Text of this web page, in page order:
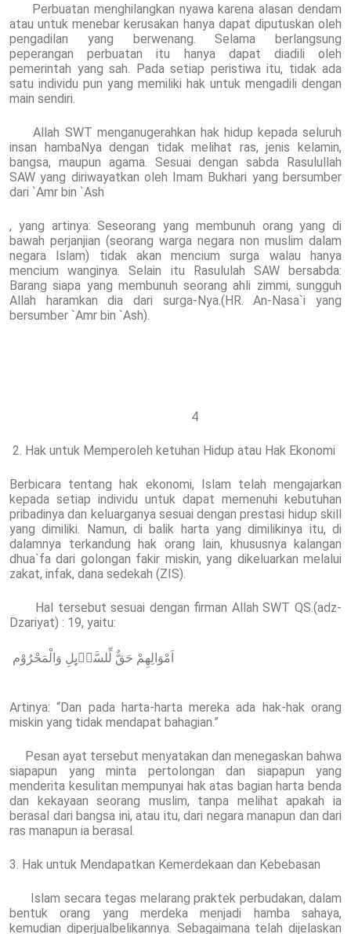
Perbuatan menghilangkan nyawa karena alasan dendam
atau untuk menebar kerusakan hanya dapat diputuskan oleh
pengadilan yang berwenang. Selama berlangsung
peperangan perbuatan itu hanya dapat diadili oleh
pemerintah yang sah. Pada setiap peristiwa itu, tidak ada
satu individu pun yang memiliki hak untuk mengadili dengan
main sendiri.
Allah SWT menganugerahkan hak hidup kepada seluruh
insan hambaNya dengan tidak melihat ras, jenis kelamin,
bangsa, maupun agama. Sesuai dengan sabda Rasulullah
SAW yang diriwayatkan oleh Imam Bukhari yang bersumber
dari `Amr bin `Ash
, yang artinya: Seseorang yang membunuh orang yang di
bawah perjanjian (seorang warga negara non muslim dalam
negara Islam) tidak akan mencium surga walau hanya
mencium wanginya. Selain itu Rasululah SAW bersabda:
Barang siapa yang membunuh seorang ahli zimmi, sungguh
Allah haramkan dia dari surga-Nya.(HR. An-Nasa`i yang
bersumber `Amr bin `Ash).
4
2. Hak untuk Memperoleh ketuhan Hidup atau Hak Ekonomi
Berbicara tentang hak ekonomi, Islam telah mengajarkan
kepada setiap individu untuk dapat memenuhi kebutuhan
pribadinya dan keluarganya sesuai dengan prestasi hidup skill
yang dimiliki. Namun, di balik harta yang dimilikinya itu, di
dalamnya terkandung hak orang lain, khususnya kalangan
dhua`fa dari golongan fakir miskin, yang dikeluarkan melalui
zakat, infak, dana sedekah (ZIS).
Hal tersebut sesuai dengan firman Allah SWT QS.(adz-
Dzariyat) : 19, yaitu:
Artinya: “Dan pada harta-harta mereka ada hak-hak orang
miskin yang tidak mendapat bahagian.”
Pesan ayat tersebut menyatakan dan menegaskan bahwa
siapapun yang minta pertolongan dan siapapun yang
menderita kesulitan mempunyai hak atas bagian harta benda
dan kekayaan seorang muslim, tanpa melihat apakah ia
berasal dari bangsa ini, atau itu, dari negara manapun dan dari
ras manapun ia berasal.
3. Hak untuk Mendapatkan Kemerdekaan dan Kebebasan
Islam secara tegas melarang praktek perbudakan, dalam
bentuk orang yang merdeka menjadi hamba sahaya,
kemudian diperjualbelikannya. Sebagaimana telah dijelaskan